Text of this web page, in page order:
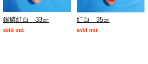
銀鱗紅白 33㎝
sold out
紅白 35㎝
sold out